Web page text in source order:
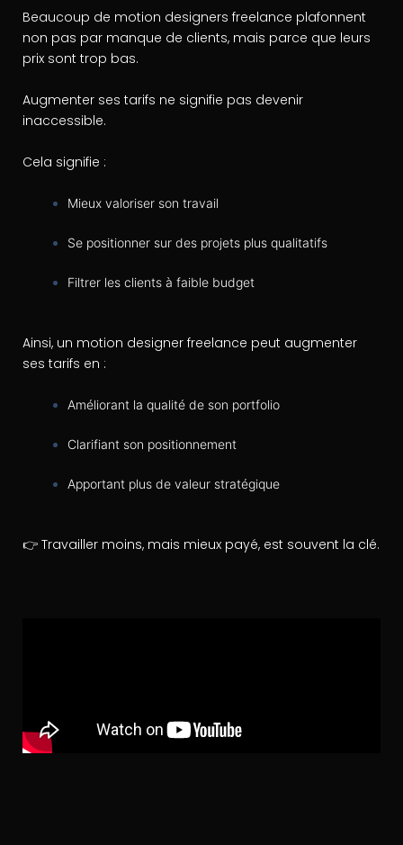
Beaucoup de motion designers freelance plafonnent
non pas par manque de clients, mais parce que leurs
prix sont trop bas.
Augmenter ses tarifs ne signifie pas devenir
inaccessible.
Cela signifie :
Mieux valoriser son travail
Se positionner sur des projets plus qualitatifs
Filtrer les clients à faible budget
Ainsi, un motion designer freelance peut augmenter
ses tarifs en :
Améliorant la qualité de son portfolio
Clarifiant son positionnement
Apportant plus de valeur stratégique
👉 Travailler moins, mais mieux payé, est souvent la clé.